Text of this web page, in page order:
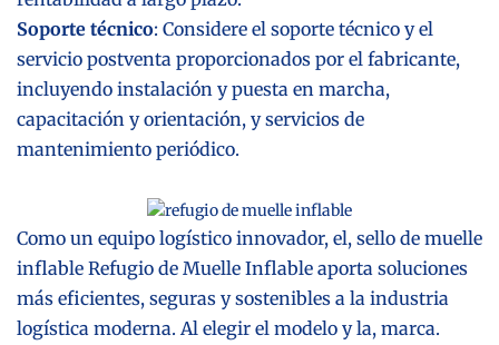
Soporte técnico: Considere el soporte técnico y el
servicio postventa proporcionados por el fabricante,
incluyendo instalación y puesta en marcha,
capacitación y orientación, y servicios de
mantenimiento periódico.
Como un equipo logístico innovador, el, sello de muelle
inflable Refugio de Muelle Inflable aporta soluciones
más eficientes, seguras y sostenibles a la industria
logística moderna. Al elegir el modelo y la, marca.